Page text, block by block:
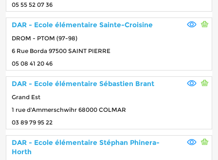
05 55 52 07 36
DAR - Ecole élémentaire Sainte-Croisine
DROM - PTOM (97-98)
6 Rue Borda 97500 SAINT PIERRE
05 08 41 20 46
DAR - Ecole élémentaire Sébastien Brant
Grand Est
1 rue d'Ammerschwihr 68000 COLMAR
03 89 79 95 22
DAR - Ecole élémentaire Stéphan Phinera-
Horth